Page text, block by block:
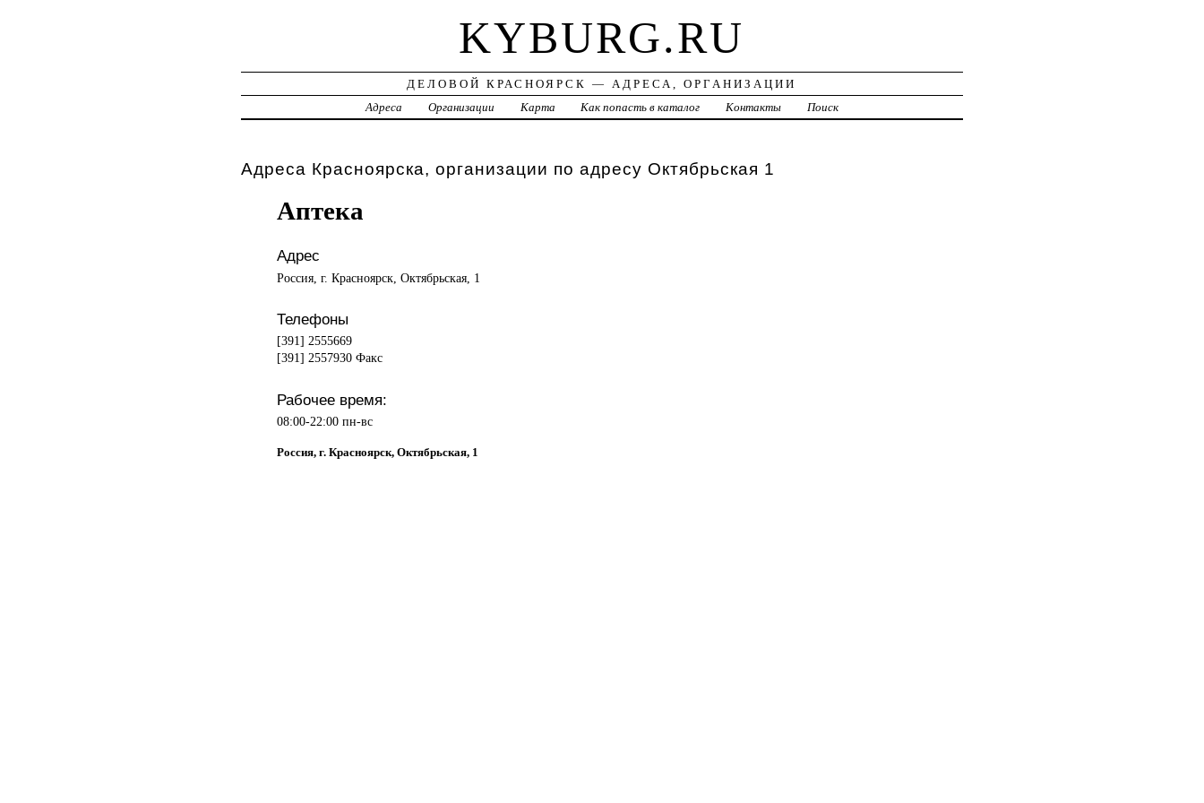
KYBURG.RU
ДЕЛОВОЙ КРАСНОЯРСК — АДРЕСА, ОРГАНИЗАЦИИ
Адреса
Организации Карта Как попасть в каталог Контакты Поиск
Адреса Красноярска, организации по адресу Октябрьская 1
Аптека
Адрес
Россия, г. Красноярск, Октябрьская, 1
Телефоны
[391] 2555669
[391] 2557930 Факс
Рабочее время:
08:00-22:00 пн-вс
Россия, г. Красноярск, Октябрьская, 1